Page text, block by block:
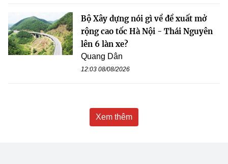
Bộ Xây dựng nói gì về đề xuất mở
rộng cao tốc Hà Nội - Thái Nguyên
lên 6 làn xe?
Quang Dân
12:03 08/08/2026
Xem thêm